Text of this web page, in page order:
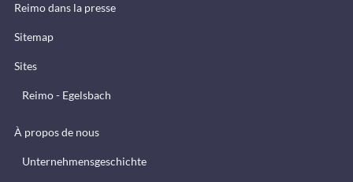
Reimo dans la presse
Sitemap
Sites
Reimo - Egelsbach
À propos de nous
Unternehmensgeschichte